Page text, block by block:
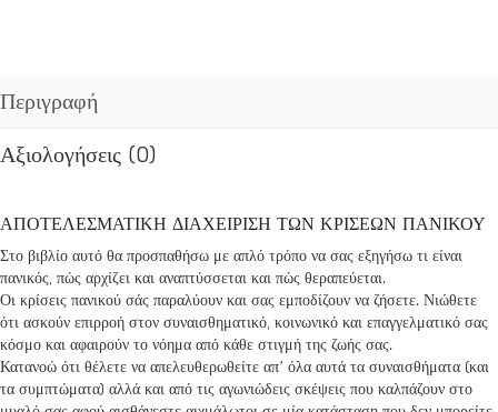
Περιγραφή
Αξιολογήσεις (0)
ΑΠΟΤΕΛΕΣΜΑΤΙΚΗ ΔΙΑΧΕΙΡΙΣΗ ΤΩΝ ΚΡΙΣΕΩΝ ΠΑΝΙΚΟΥ
Στο βιβλίο αυτό θα προσπαθήσω με απλό τρόπο να σας εξηγήσω τι είναι
πανικός, πώς αρχίζει και αναπτύσσεται και πώς θεραπεύεται.
Οι κρίσεις πανικού σάς παραλύουν και σας εμποδίζουν να ζήσετε. Νιώθετε
ότι ασκούν επιρροή στον συναισθηματικό, κοινωνικό και επαγγελματικό σας
κόσμο και αφαιρούν το νόημα από κάθε στιγμή της ζωής σας.
Κατανοώ ότι θέλετε να απελευθερωθείτε απ’ όλα αυτά τα συναισθήματα (και
τα συμπτώματα) αλλά και από τις αγωνιώδεις σκέψεις που καλπάζουν στο